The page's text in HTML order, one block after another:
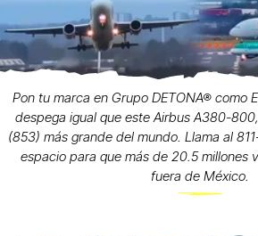
Pon tu marca en Grupo DETONA® como
despega igual que este Airbus A380-
(853) más grande del mundo. Llama al
espacio para que más de 20.5 millones
fuera de México.